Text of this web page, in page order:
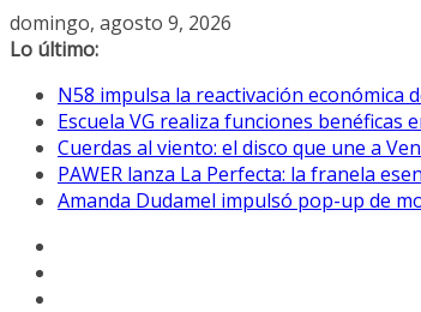
Saltar
al
domingo, agosto 9, 2026
Lo último:
N58 impulsa la reactivación económica
Escuela VG realiza funciones benéficas
Cuerdas al viento: el disco que une a
PAWER lanza La Perfecta: la franela
Amanda Dudamel impulsó pop-up de